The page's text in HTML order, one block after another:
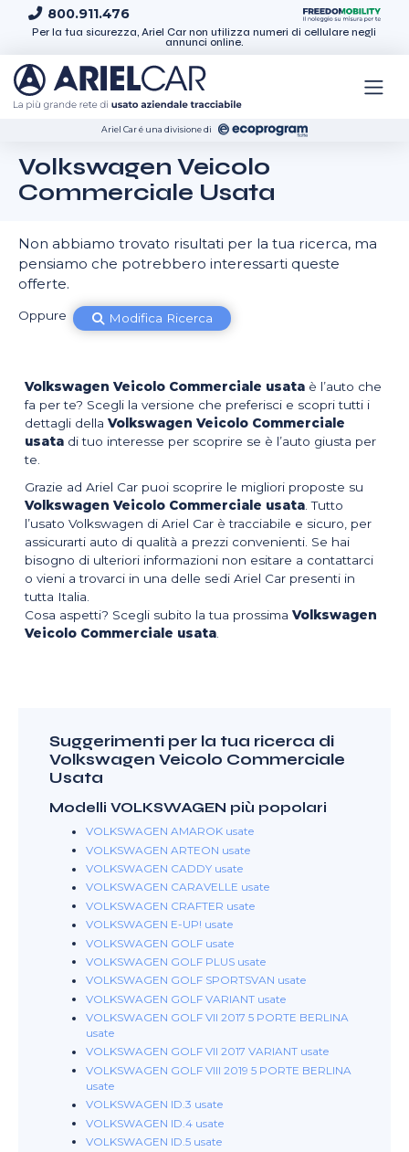
Skip to content
800.911.476
Per la tua sicurezza, Ariel Car non utilizza numeri di cellulare negli
annunci online.
Ariel Car é una divisione di
Volkswagen Veicolo
Commerciale Usata
Non abbiamo trovato risultati per la tua ricerca, ma
pensiamo che potrebbero interessarti queste
offerte.
Oppure Modifica Ricerca
Volkswagen Veicolo Commerciale usata è l’auto che
fa per te? Scegli la versione che preferisci e scopri tutti i
dettagli dellaVolkswagen Veicolo Commerciale
usata di tuo interesse per scoprire se è l’auto giusta per
te.
Grazie ad Ariel Car puoi scoprire le migliori proposte su
Volkswagen Veicolo Commerciale usata . Tutto
l’usato Volkswagen di Ariel Car è tracciabile e sicuro, per
assicurarti auto di qualità a prezzi convenienti. Se hai
bisogno di ulteriori informazioni non esitare a contattarci
o vieni a trovarci in una delle sedi Ariel Car presenti in
tutta Italia.
Cosa aspetti? Scegli subito la tua prossimaVolkswagen
Veicolo Commerciale usata
Suggerimenti per la tua ricerca di
Volkswagen Veicolo Commerciale
Usata
Modelli VOLKSWAGEN più popolari
VOLKSWAGEN AMAROK usate
VOLKSWAGEN ARTEON usate
VOLKSWAGEN CADDY usate
VOLKSWAGEN CARAVELLE usate
VOLKSWAGEN CRAFTER usate
VOLKSWAGEN E-UP! usate
VOLKSWAGEN GOLF usate
VOLKSWAGEN GOLF PLUS usate
VOLKSWAGEN GOLF SPORTSVAN usate
VOLKSWAGEN GOLF VARIANT usate
VOLKSWAGEN GOLF VII 2017 5 PORTE BERLINA
usate
VOLKSWAGEN GOLF VII 2017 VARIANT usate
VOLKSWAGEN GOLF VIII 2019 5 PORTE BERLINA
usate
VOLKSWAGEN ID.3 usate
VOLKSWAGEN ID.4 usate
VOLKSWAGEN ID.5 usate